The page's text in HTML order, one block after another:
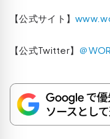
【公式サイト】
【公式Twitter】 ＠